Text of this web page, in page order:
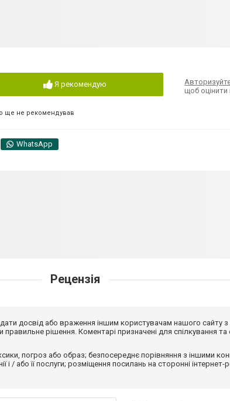
Я рекомендую
ще не рекомендував
щоб оцінити
WhatsApp
Рецензія
досвід або враження іншим користувачам нашого сайту
рішення. Коментарі призначені для спілкування
погроз або образ; безпосереднє порівняння з іншими
і / або її послуги; розміщення посилань на сторонні